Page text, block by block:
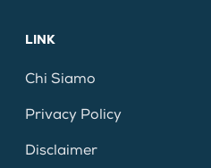
LINK
Chi Siamo
Privacy Policy
Disclaimer